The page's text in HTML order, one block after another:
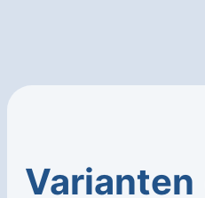
Varianten